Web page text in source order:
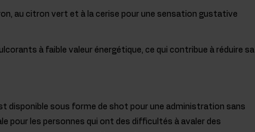
au citron vert et à la cerise pour une sensation gustative
à faible valeur énergétique, ce qui contribue à réduire sa
disponible sous forme de shot pour une administration sans
pour les personnes qui ont des difficultés à avaler des